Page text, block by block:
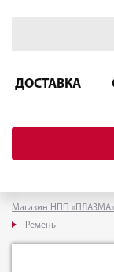
ДОСТАВКА
Магазин НПП «ПЛАЗМА»
Ремень